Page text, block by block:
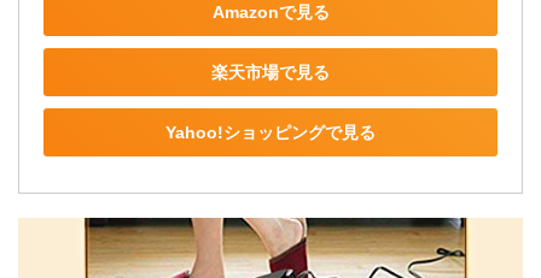
Amazonで見る
楽天市場で見る
Yahoo!ショッピングで見る